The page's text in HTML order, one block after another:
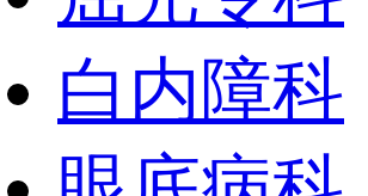
白内障科